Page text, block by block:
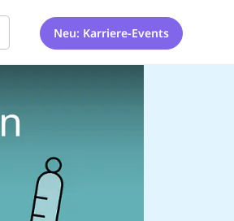
Neu: Karriere-Events